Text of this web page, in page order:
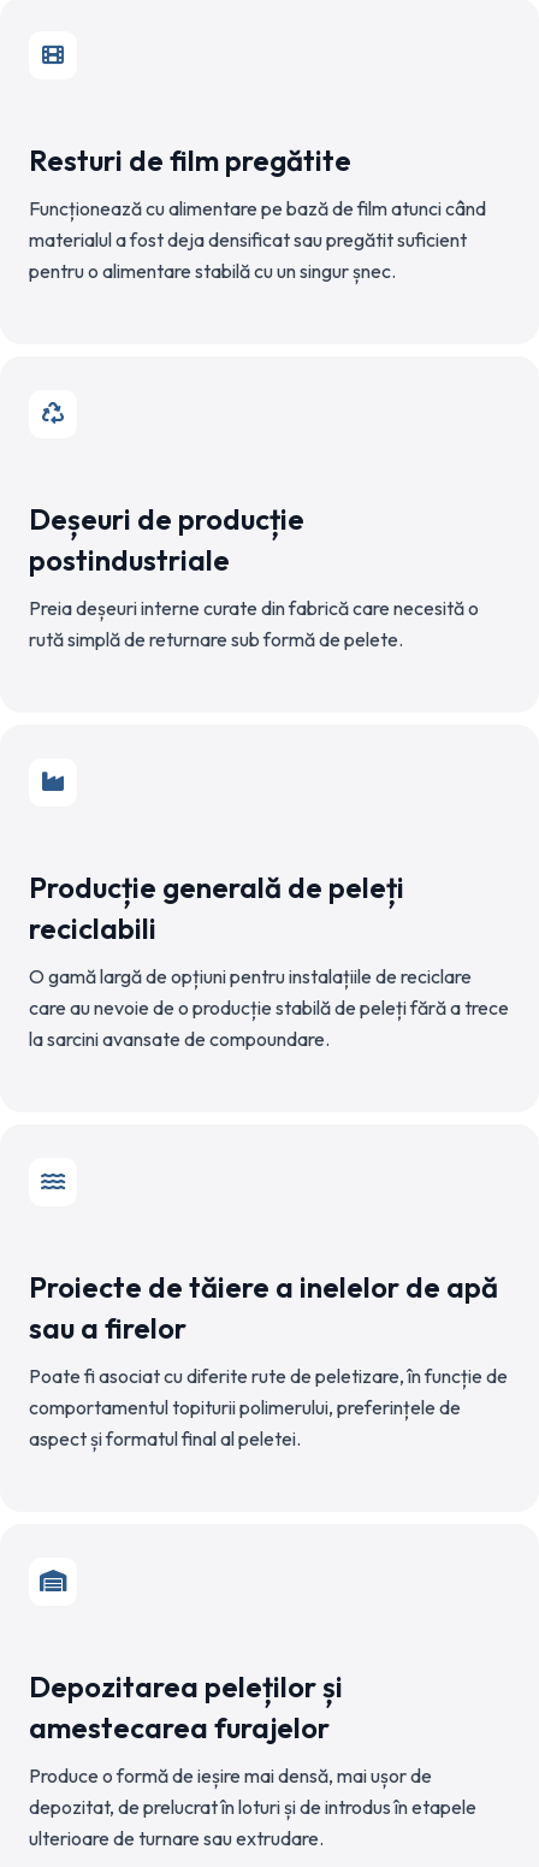
Resturi de film pregătite
Funcționează cu alimentare pe bază de film atunci când
materialul a fost deja densificat sau pregătit suficient
pentru o alimentare stabilă cu un singur șnec.
Deșeuri de producție
postindustriale
Preia deșeuri interne curate din fabrică care necesită o
rută simplă de returnare sub formă de pelete.
Producție generală de peleți
reciclabili
O gamă largă de opțiuni pentru instalațiile de reciclare
care au nevoie de o producție stabilă de peleți fără a trece
la sarcini avansate de compoundare.
Proiecte de tăiere a inelelor de apă
sau a firelor
Poate fi asociat cu diferite rute de peletizare, în funcție de
comportamentul topiturii polimerului, preferințele de
aspect și formatul final al peletei.
Depozitarea peleților și
amestecarea furajelor
Produce o formă de ieșire mai densă, mai ușor de
depozitat, de prelucrat în loturi și de introdus în etapele
ulterioare de turnare sau extrudare.